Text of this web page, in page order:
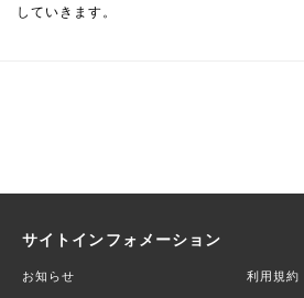
していきます。
サイトインフォメーション
お知らせ 利用規約